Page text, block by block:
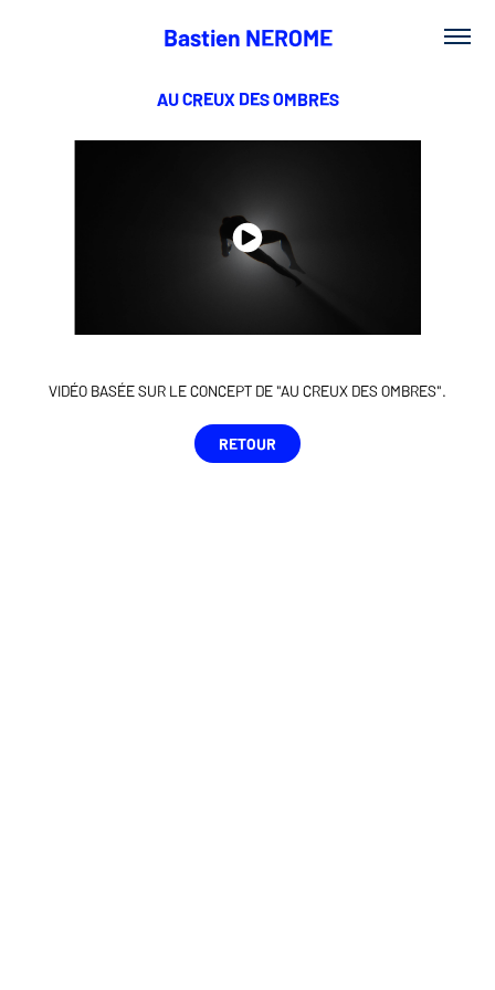
Bastien NEROME
AU CREUX DES OMBRES
VIDÉO BASÉE SUR LE CONCEPT DE "AU CREUX DES OMBRES".
RETOUR